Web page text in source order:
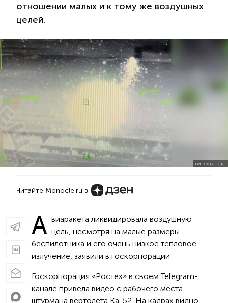
отношении малых и к тому же воздушных
целей.
T.ME/ROSTECRU
Читайте Monocle.ru в
А виаракета ликвидировала воздушную
цель, несмотря на малые размеры
беспилотника и его очень низкое тепловое
излучение, заявили в госкорпорации
Госкорпорация «Ростех» в своем Telegram-
канале привела видео с рабочего места
штурмана вертолета Ка-52. На кадрах видно,